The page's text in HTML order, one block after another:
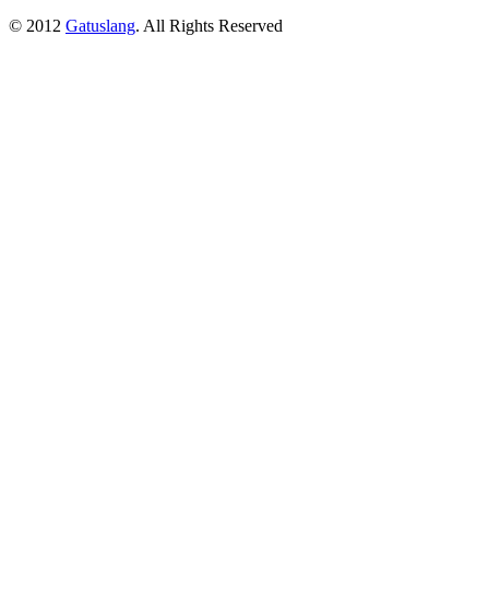
© 2012 Gatuslang. All Rights Reserved